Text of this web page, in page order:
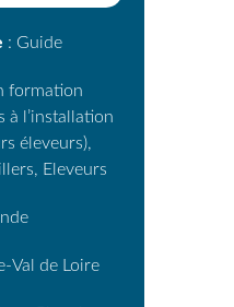
: Guide
formation
à l’installation
éleveurs),
Eleveurs
Val de Loire